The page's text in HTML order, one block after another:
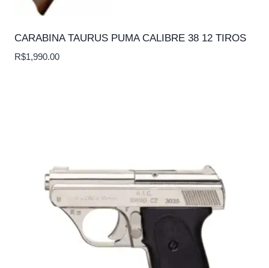
CARABINA TAURUS PUMA CALIBRE 38 12 TIROS
R$1,990.00